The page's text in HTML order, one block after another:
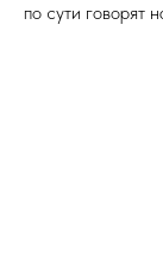
по сути говорят